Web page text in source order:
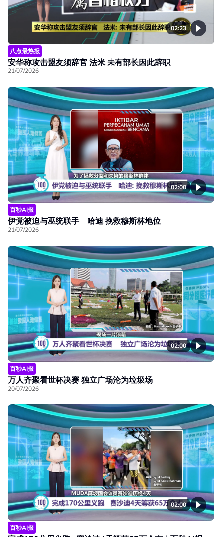
02:23
八点最热报
安华称攻击盟友须辞官 法米 未有部长因此辞职
21/07/2026
02:00
百秒AI报
伊党被迫与巫统联手 哈迪 挽救穆斯林地位
21/07/2026
02:00
百秒AI报
万人齐聚看世杯决赛 独立广场沦为垃圾场
20/07/2026
02:00
百秒AI报